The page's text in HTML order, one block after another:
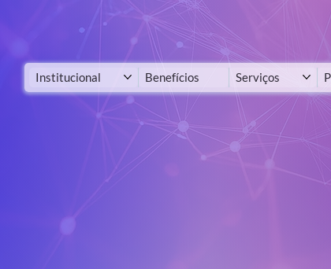
Institucional Benefícios Serviços